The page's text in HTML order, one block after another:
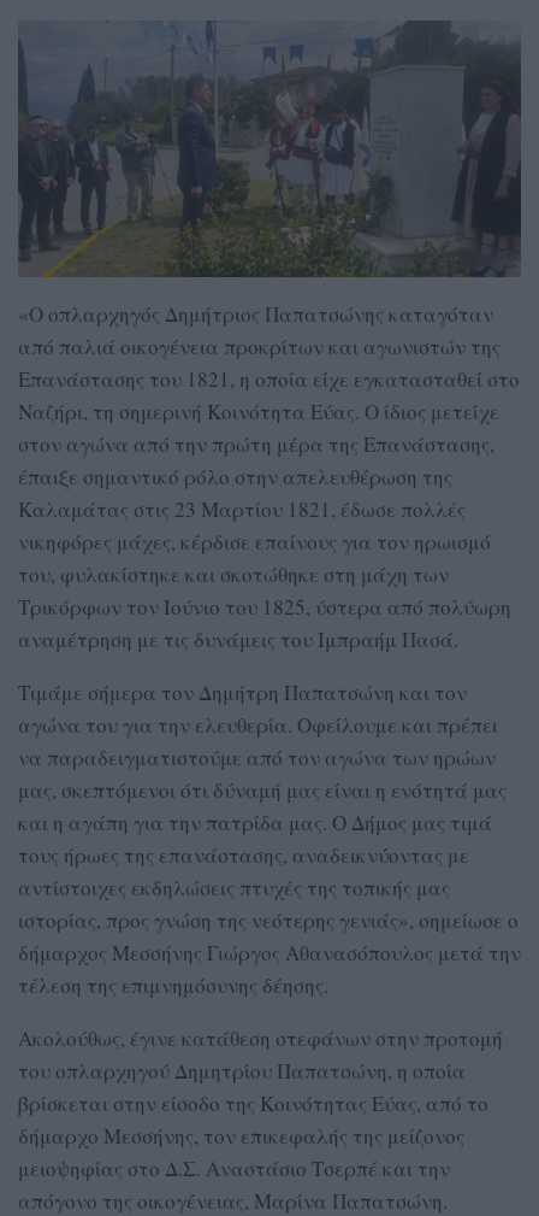
«Ο οπλαρχηγός Δημήτριος Παπατσώνης καταγόταν
από παλιά οικογένεια προκρίτων και αγωνιστών της
Επανάστασης του 1821, η οποία είχε εγκατασταθεί στο
Ναζήρι, τη σημερινή Κοινότητα Εύας. Ο ίδιος μετείχε
στον αγώνα από την πρώτη μέρα της Επανάστασης,
έπαιξε σημαντικό ρόλο στην απελευθέρωση της
Καλαμάτας στις 23 Μαρτίου 1821, έδωσε πολλές
νικηφόρες μάχες, κέρδισε επαίνους για τον ηρωισμό
του, φυλακίστηκε και σκοτώθηκε στη μάχη των
Τρικόρφων τον Ιούνιο του 1825, ύστερα από πολύωρη
αναμέτρηση με τις δυνάμεις του Ιμπραήμ Πασά.
Τιμάμε σήμερα τον Δημήτρη Παπατσώνη και τον
αγώνα του για την ελευθερία. Οφείλουμε και πρέπει
να παραδειγματιστούμε από τον αγώνα των ηρώων
μας, σκεπτόμενοι ότι δύναμή μας είναι η ενότητά μας
και η αγάπη για την πατρίδα μας. Ο Δήμος μας τιμά
τους ήρωες της επανάστασης, αναδεικνύοντας με
αντίστοιχες εκδηλώσεις πτυχές της τοπικής μας
ιστορίας, προς γνώση της νεότερης γενιάς», σημείωσε ο
δήμαρχος Μεσσήνης Γιώργος Αθανασόπουλος μετά την
τέλεση της επιμνημόσυνης δέησης.
Ακολούθως, έγινε κατάθεση στεφάνων στην προτομή
του οπλαρχηγού Δημητρίου Παπατσώνη, η οποία
βρίσκεται στην είσοδο της Κοινότητας Εύας, από το
δήμαρχο Μεσσήνης, τον επικεφαλής της μείζονος
μειοψηφίας στο Δ.Σ. Αναστάσιο Τσερπέ και την
απόγονο της οικογένειας, Μαρίνα Παπατσώνη.